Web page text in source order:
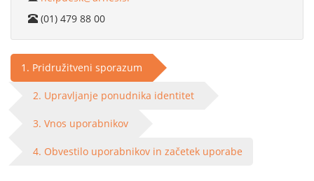
(01) 479 88 00
1. Pridružitveni sporazum
2. Upravljanje ponudnika identitet
3. Vnos uporabnikov
4. Obvestilo uporabnikov in začetek uporabe